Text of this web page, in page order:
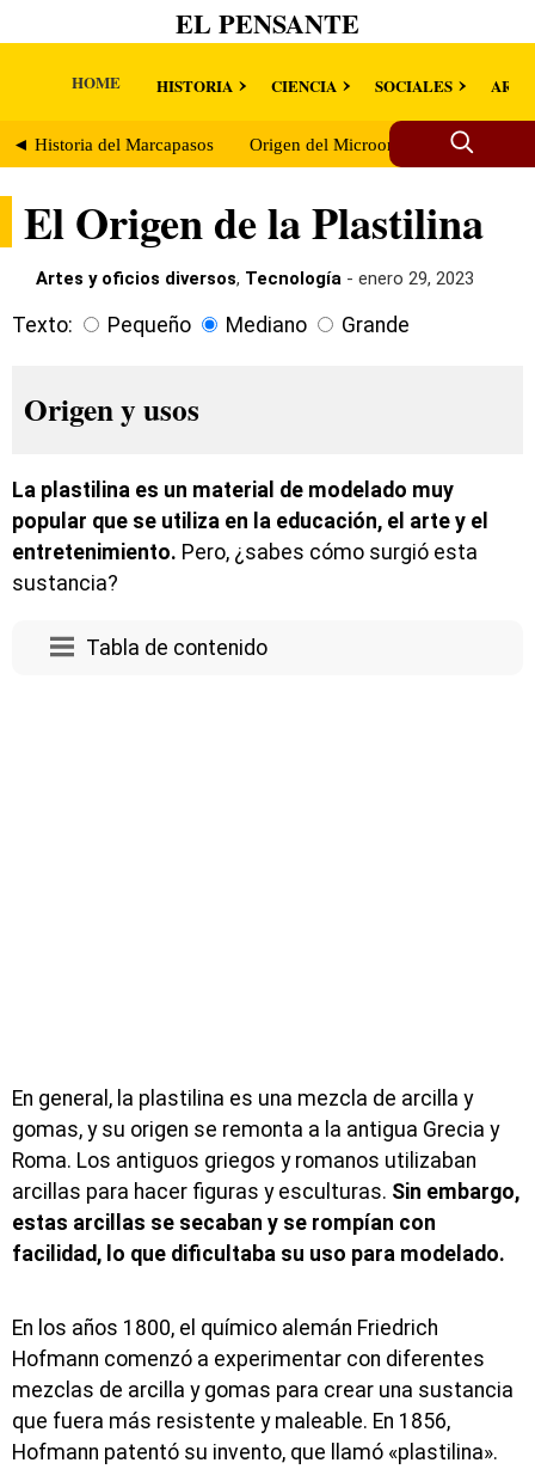
EL PENSANTE
HOME HISTORIA CIENCIA SOCIALES
◄ Historia del Marcapasos Origen del Microondas ►
El Origen de la Plastilina
Artes y oficios diversos, Tecnología - enero 29, 2023
Texto: Pequeño Mediano Grande
Origen y usos
La plastilina es un material de modelado muy
popular que se utiliza en la educación, el arte y el
entretenimiento. Pero, ¿sabes cómo surgió esta
sustancia?
Tabla de contenido
En general, la plastilina es una mezcla de arcilla y
gomas, y su origen se remonta a la antigua Grecia y
Roma. Los antiguos griegos y romanos utilizaban
arcillas para hacer figuras y esculturas. Sin embargo,
estas arcillas se secaban y se rompían con
facilidad, lo que dificultaba su uso para modelado.
En los años 1800, el químico alemán Friedrich
Hofmann comenzó a experimentar con diferentes
mezclas de arcilla y gomas para crear una sustancia
que fuera más resistente y maleable. En 1856,
Hofmann patentó su invento, que llamó «plastilina».